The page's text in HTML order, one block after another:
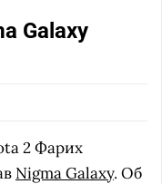
Galaxy
2 Фарих
Nigma Galaxy. Об